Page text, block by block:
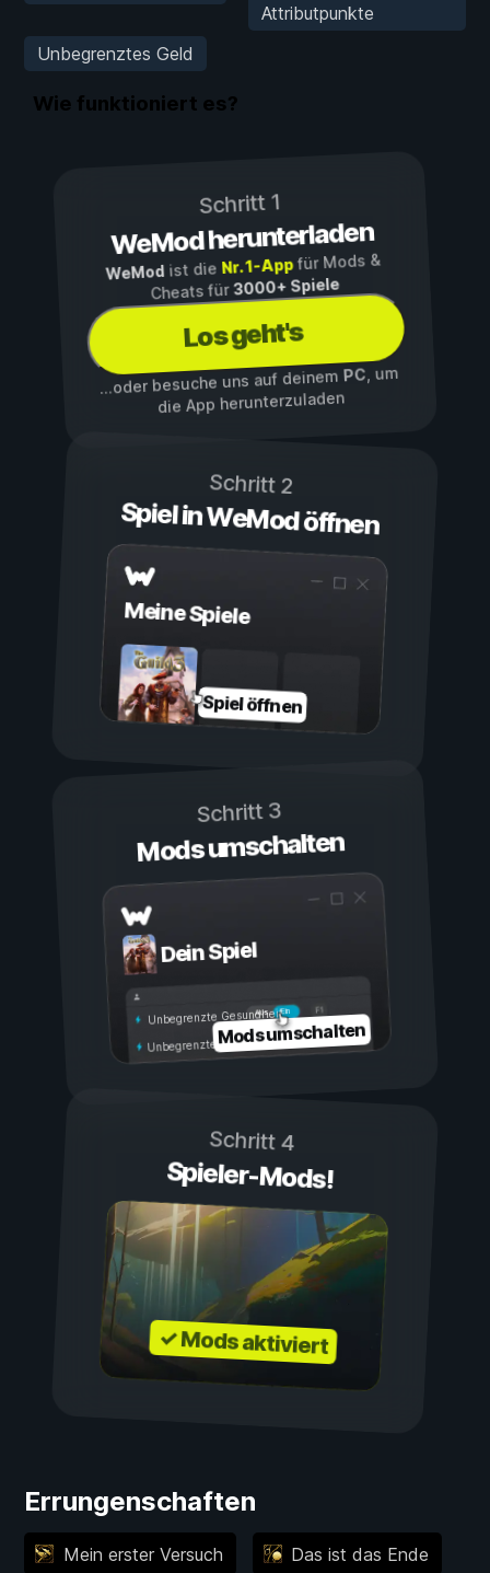
Attributpunkte
Unbegrenztes Geld
Wie funktioniert es?
Schritt 1
WeMod herunterladen
WeMod ist die Nr. 1-Appfür Mods &
Cheats für3000+ Spiele
Los geht's
...oder besuche uns auf deinemPC, um
die App herunterzuladen
Schritt 2
Spiel in WeMod öffnen
Meine Spiele
Spiel öffnen
Schritt 3
Mods umschalten
Dein Spiel
Ein
Aus
Unbegrenzte Gesundheit
Unbegrenzte AusdauerMods umschalten
Schritt 4
Spieler-Mods!
✓ Mods aktiviert
Errungenschaften
Mein erster Versuch Das ist das Ende